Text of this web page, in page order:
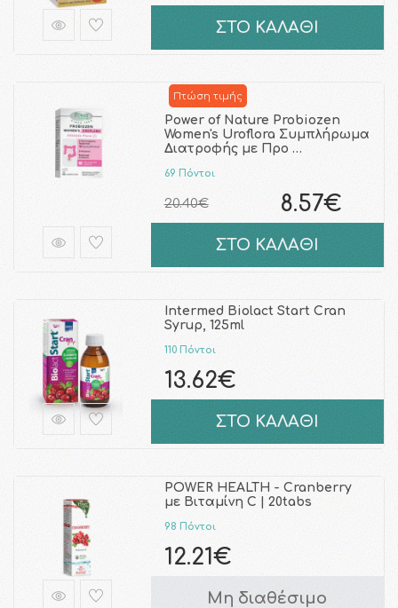
ΣΤΟ ΚΑΛΑΘΙ
Πτώση τιμής
Power of Nature Probiozen
Women's Uroflora Συμπλήρωμα
Διατροφής με Προ …
69 Πόντοι
20.40€ 8.57€
ΣΤΟ ΚΑΛΑΘΙ
Intermed Biolact Start Cran
Syrup, 125ml
110 Πόντοι
13.62€
ΣΤΟ ΚΑΛΑΘΙ
POWER HEALTH - Cranberry
με Βιταμίνη C | 20tabs
98 Πόντοι
12.21€
Μη διαθέσιμο